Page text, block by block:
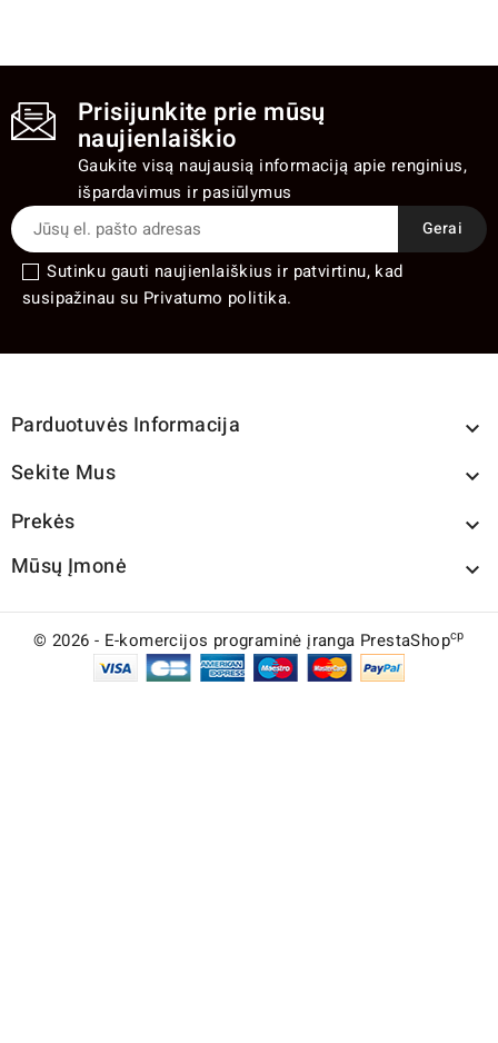
Prisijunkite prie mūsų
naujienlaiškio
Gaukite visą naujausią informaciją apie renginius,
išpardavimus ir pasiūlymus
Sutinku gauti naujienlaiškius ir patvirtinu, kad
susipažinau su Privatumo politika.
Parduotuvės Informacija 
Sekite Mus 
Prekės 
Mūsų Įmonė 
© 2026 - E-komercijos programinė įranga PrestaShopcp